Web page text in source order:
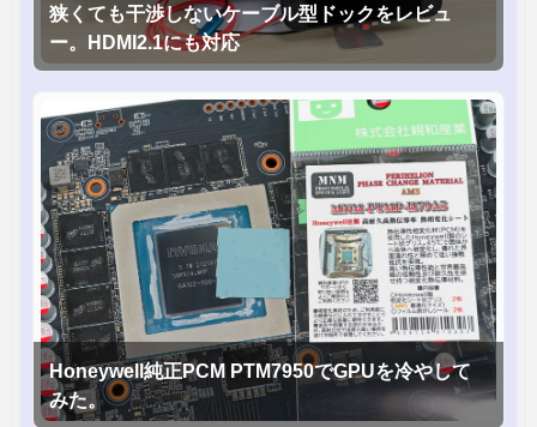
狭くても干渉しないケーブル型ドックをレビュ
ー。HDMI2.1にも対応
Honeywell純正PCM PTM7950でGPUを冷やして
みた。